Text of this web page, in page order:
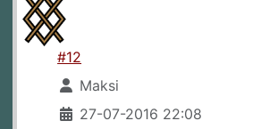
#12
Maksi
27-07-2016 22:08